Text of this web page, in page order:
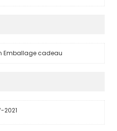
Emballage cadeau
2021